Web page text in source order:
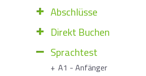
Abschlüsse
Direkt Buchen
Sprachtest
A1 - Anfänger